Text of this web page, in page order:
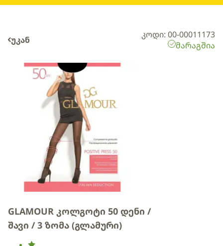
უკან
კოდი: 00-00011173
მარაგშია
GLAMOUR კოლგოტი 50 დენი /
შავი / 3 ზომა (გლამური)